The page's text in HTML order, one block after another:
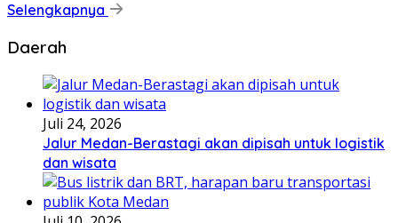
Selengkapnya
Daerah
Juli 24, 2026
Jalur Medan-Berastagi akan dipisah untuk logistik
dan wisata